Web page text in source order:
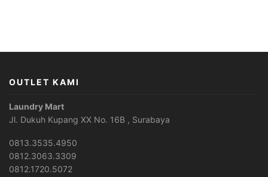
OUTLET KAMI
Laundry Mart
Jl. Dukuh Kupang XX No. 16B , Surabaya
0813.3535.4950
0812.3063.3309
0812.1720.5072